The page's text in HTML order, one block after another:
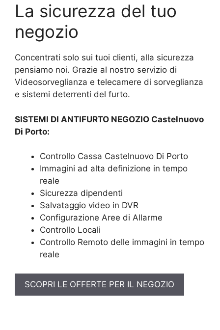
La sicurezza del tuo
negozio
Concentrati solo sui tuoi clienti, alla sicurezza
pensiamo noi. Grazie al nostro servizio di
Videosorveglianza e telecamere di sorveglianza
e sistemi deterrenti del furto.
SISTEMI DI ANTIFURTO NEGOZIO Castelnuovo
Di Porto:
Controllo Cassa Castelnuovo Di Porto
Immagini ad alta definizione in tempo
reale
Sicurezza dipendenti
Salvataggio video in DVR
Configurazione Aree di Allarme
Controllo Locali
Controllo Remoto delle immagini in tempo
reale
SCOPRI LE OFFERTE PER IL NEGOZIO